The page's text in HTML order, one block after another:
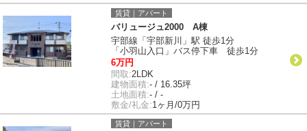
賃貸｜アパート
バリュージュ2000 A棟
宇部線「宇部新川」駅 徒歩1分
「小羽山入口」バス停下車 徒歩1分
6万円
間取:2LDK
建物面積:- / 16.35坪
土地面積:- / -
敷金/礼金:1ヶ月/0万円
賃貸｜アパート